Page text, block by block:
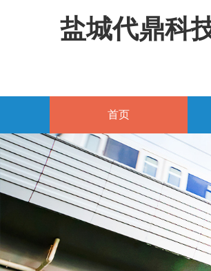
盐城代鼎科
首页